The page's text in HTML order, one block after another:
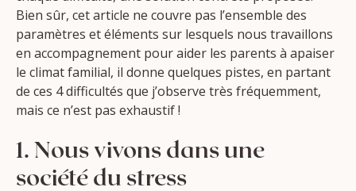
Bien sûr, cet article ne couvre pas l’ensemble des
paramètres et éléments sur lesquels nous travaillons
en accompagnement pour aider les parents à apaiser
le climat familial, il donne quelques pistes, en partant
de ces 4 difficultés que j’observe très fréquemment,
mais ce n’est pas exhaustif !
1. Nous vivons dans une
société du stress